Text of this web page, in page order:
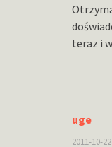
teraz i
uge
2011-10-